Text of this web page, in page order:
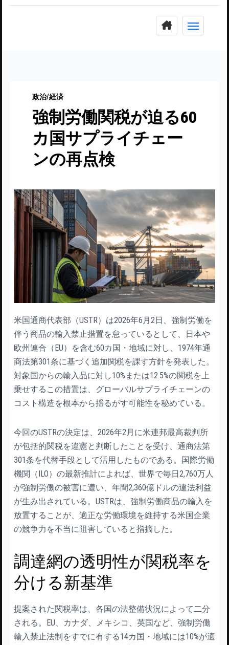
政治/経済
強制労働関税が迫る60
カ国サプライチェー
ンの再点検
米国通商代表部（USTR）は2026年6月2日、強制労働を
伴う商品の輸入禁止措置を怠っているとして、日本や
欧州連合（EU）を含む60カ国・地域に対し、1974年通
商法第301条に基づく追加関税を課す方針を発表した。
対象国からの輸入品に対し10%または12.5%の関税を上
乗せするこの措置は、グローバルサプライチェーンの
コスト構造を根本から揺るがす可能性を秘めている。
今回のUSTRの決定は、2026年2月に米連邦最高裁判所
が包括的関税を違憲と判断したことを受け、通商法第
301条を代替手段として活用したものである。国際労働
機関（ILO）の最新推計によれば、世界で毎日2,760万人
が強制労働の被害に遭い、年間2,360億ドルの違法利益
が生み出されている。USTRは、強制労働商品の輸入を
放置することが、適正な労働環境を維持する米国企業
の競争力を不当に阻害していると指摘した。
調達網の透明性が関税率を
分ける新基準
提案された関税率は、各国の法整備状況によって二分
される。EU、カナダ、メキシコ、英国など、強制労働
輸入禁止法制をすでに有する14カ国・地域には10%が適